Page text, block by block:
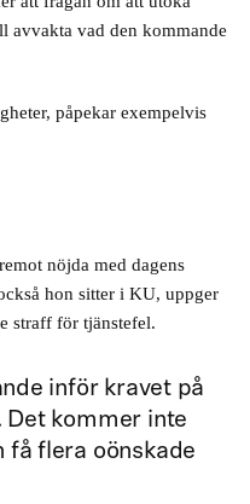
om brister i
tillgång till styrsystemet
Ulla Sandborg blev av
var inblandade i en
annat om att renovera
Generaldirektör Björn
innebar att känslig
en it-upphandling.
avskedades efter uppgifter
känslig information.
avvakta vad den kommande
påpekar exempelvis
nöjda med dagens
hon sitter i KU, uppger
straff för tjänstefel.
inför kravet på
kommer inte
få flera oönskade